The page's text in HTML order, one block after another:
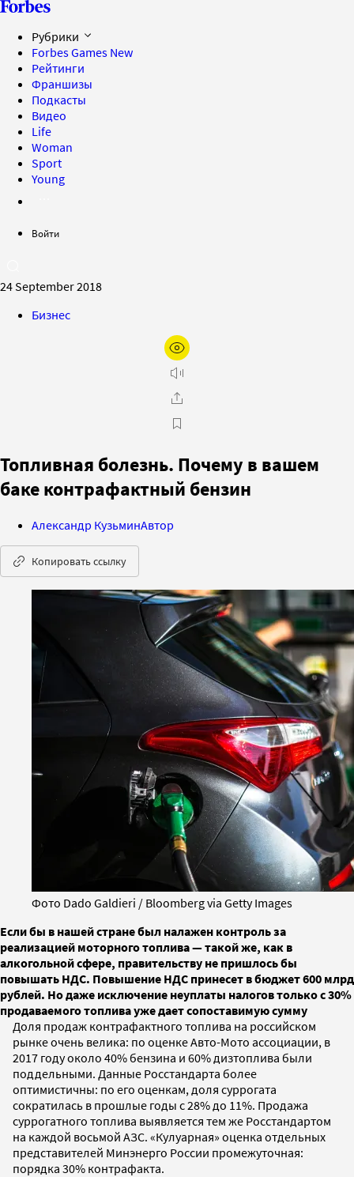
Рубрики
Forbes Games New
Рейтинги
Франшизы
Подкасты
Видео
Life
Woman
Sport
Young
Войти
24 September 2018
Бизнес
Топливная болезнь. Почему в вашем
баке контрафактный бензин
Александр КузьминАвтор
Копировать ссылку
Фото Dado Galdieri / Bloomberg via Getty Images
Если бы в нашей стране был налажен контроль за
реализацией моторного топлива — такой же, как в
алкогольной сфере, правительству не пришлось бы
повышать НДС. Повышение НДС принесет в бюджет 600 млрд
рублей. Но даже исключение неуплаты налогов только с 30%
продаваемого топлива уже дает сопоставимую сумму
Доля продаж контрафактного топлива на российском
рынке очень велика: по оценке Авто-Мото ассоциации, в
2017 году около 40% бензина и 60% дизтоплива были
поддельными. Данные Росстандарта более
оптимистичны: по его оценкам, доля суррогата
сократилась в прошлые годы с 28% до 11%. Продажа
суррогатного топлива выявляется тем же Росстандартом
на каждой восьмой АЗС. «Кулуарная» оценка отдельных
представителей Минэнерго России промежуточная:
порядка 30% контрафакта.